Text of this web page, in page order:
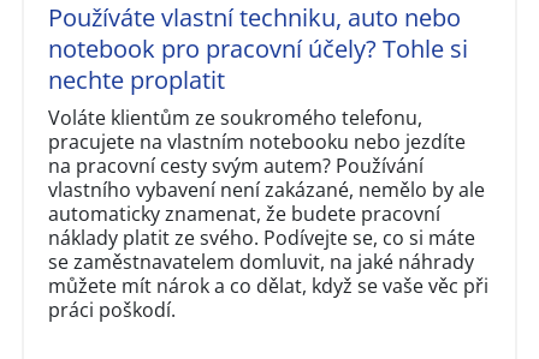
Používáte vlastní techniku, auto nebo
notebook pro pracovní účely? Tohle si
nechte proplatit
Voláte klientům ze soukromého telefonu,
pracujete na vlastním notebooku nebo jezdíte
na pracovní cesty svým autem? Používání
vlastního vybavení není zakázané, nemělo by ale
automaticky znamenat, že budete pracovní
náklady platit ze svého. Podívejte se, co si máte
se zaměstnavatelem domluvit, na jaké náhrady
můžete mít nárok a co dělat, když se vaše věc při
práci poškodí.